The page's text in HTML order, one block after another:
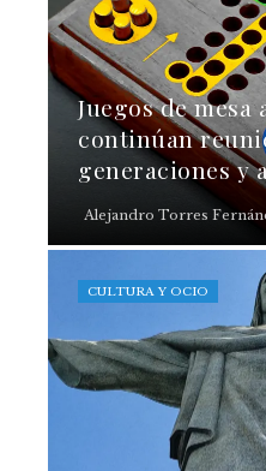
Juegos de mesa
continúan
generaciones y
Alejandro Torres
CULTURA Y OCIO